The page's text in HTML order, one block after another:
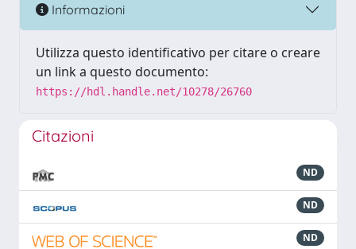
Informazioni
Utilizza questo identificativo per citare o creare
un link a questo documento:
https://hdl.handle.net/10278/26760
Citazioni
ND
ND
ND